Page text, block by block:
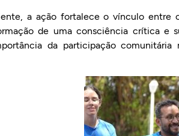
a ação fortalece o vínculo entre
de uma consciência crítica e
da participação comunitária